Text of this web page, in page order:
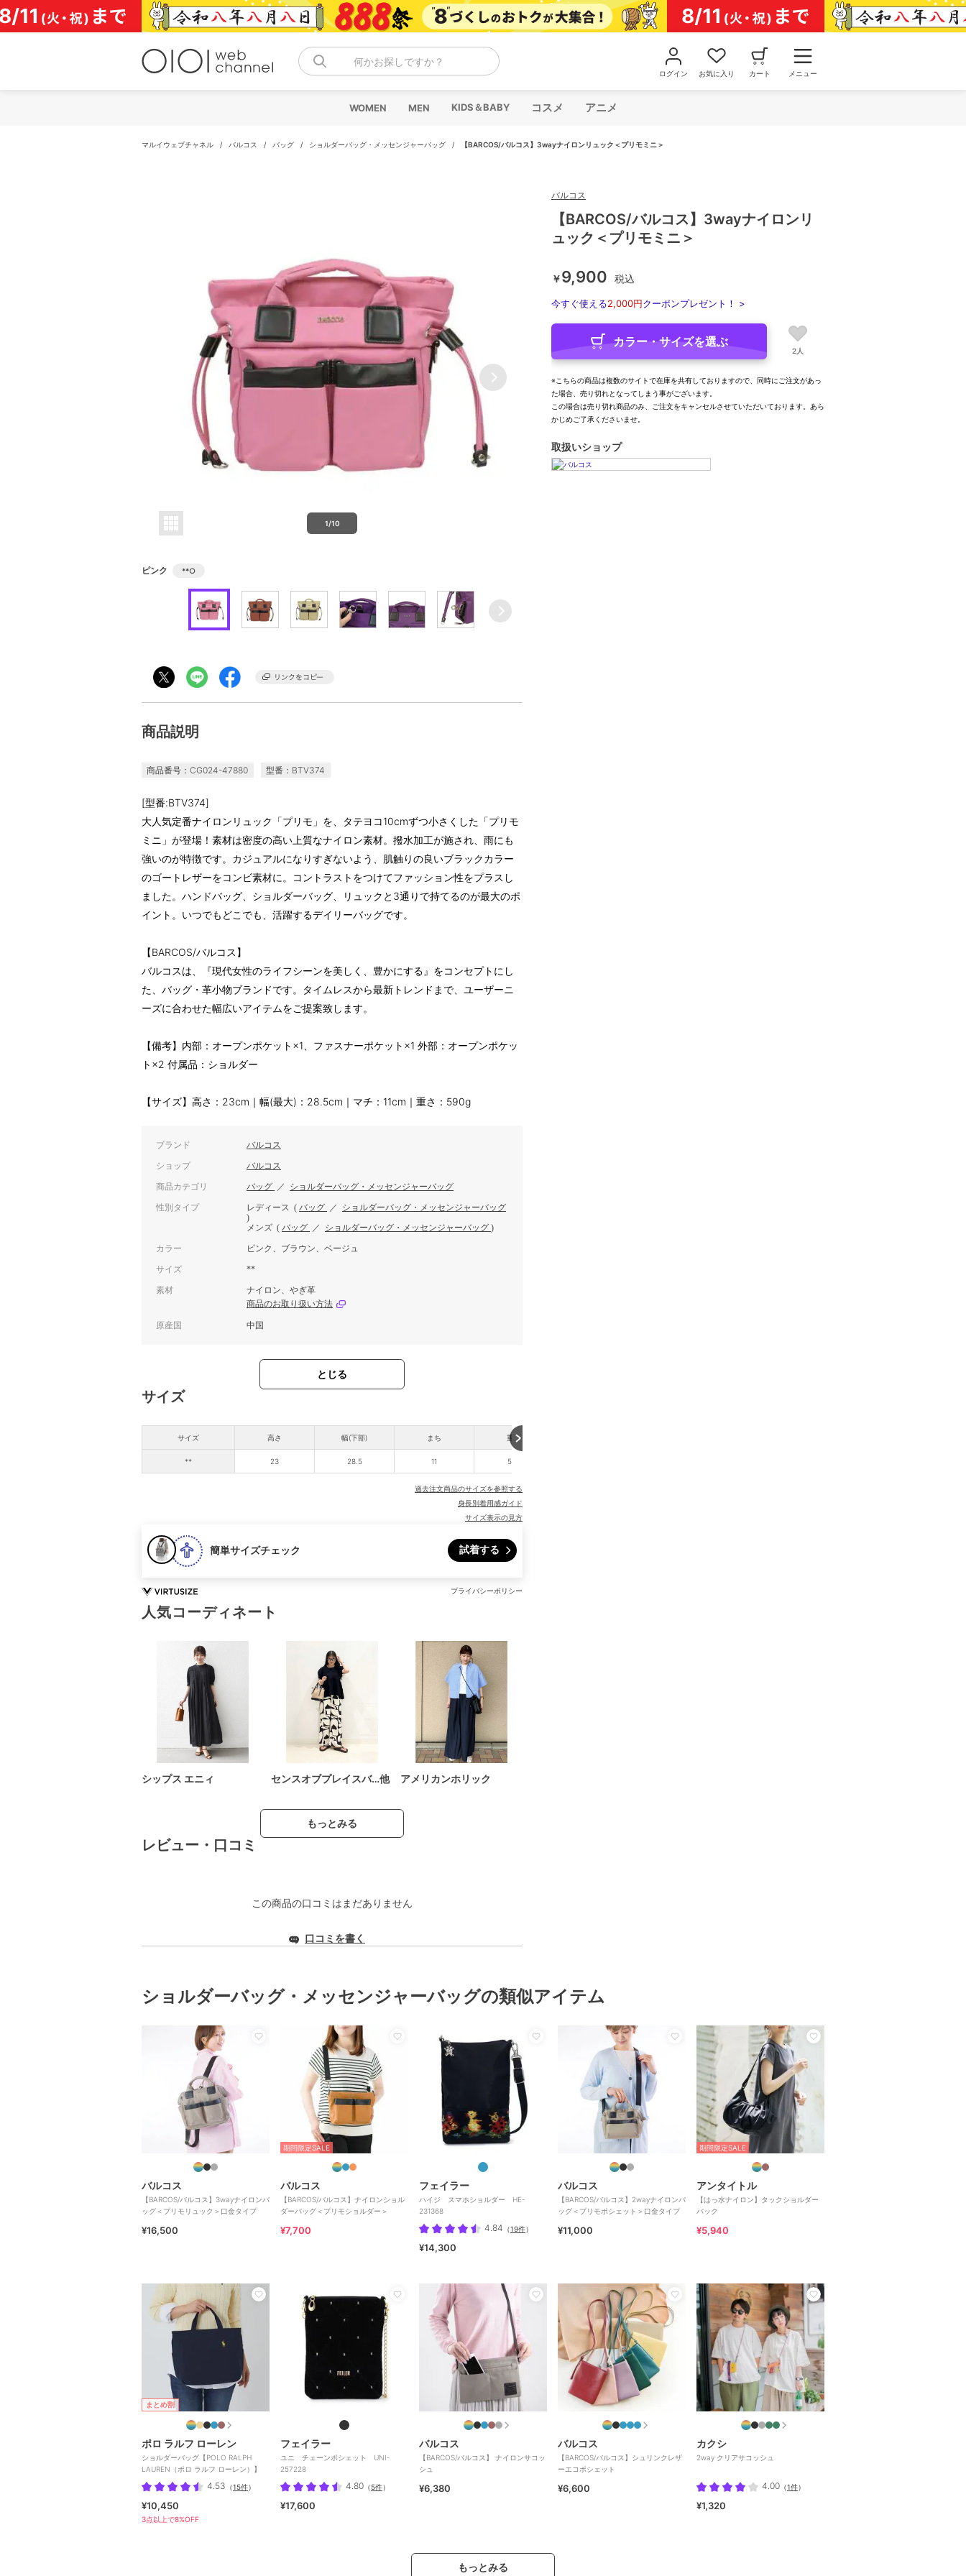
コ
ン
テ
何かお探しですか？
ログイン お気に入り カート メニュー
WOMEN MEN KIDS＆BABY コスメ アニメ
マルイウェブチャネル / バルコス / バッグ / ショルダーバッグ・メッセンジャーバッグ / 【BARCOS/バルコス】3wayナイロンリュック＜プリモミニ＞
1/10
ピンク **○
商品説明
商品番号：CG024-47880 型番：BTV374
[型番:BTV374]
大人気定番ナイロンリュック「プリモ」を、タテヨコ10cmずつ小さくした「プリモ
ミニ」が登場！素材は密度の高い上質なナイロン素材。撥水加工が施され、雨にも
強いのが特徴です。カジュアルになりすぎないよう、肌触りの良いブラックカラー
のゴートレザーをコンビ素材に。コントラストをつけてファッション性をプラスし
ました。ハンドバッグ、ショルダーバッグ、リュックと3通りで持てるのが最大のポ
イント。いつでもどこでも、活躍するデイリーバッグです。
【BARCOS/バルコス】
バルコスは、『現代女性のライフシーンを美しく、豊かにする』をコンセプトにし
た、バッグ・革小物ブランドです。タイムレスから最新トレンドまで、ユーザーニ
ーズに合わせた幅広いアイテムをご提案致します。
【備考】内部：オープンポケット×1、ファスナーポケット×1 外部：オープンポケッ
ト×2 付属品：ショルダー
【サイズ】高さ：23cm｜幅(最大)：28.5cm｜マチ：11cm｜重さ：590g
ブランド バルコス
ショップ バルコス
商品カテゴリ バッグ ／ ショルダーバッグ・メッセンジャーバッグ
性別タイプ レディース ( バッグ ／ ショルダーバッグ・メッセンジャーバッグ
)
メンズ ( バッグ ／ ショルダーバッグ・メッセンジャーバッグ )
カラー ピンク、ブラウン、ベージュ
サイズ **
素材
ナイロン、やぎ革
商品のお取り扱い方法
原産国 中国
とじる
サイズ
サイズ
**
高さ 幅(下部) まち 重さ
23 28.5 11 590
過去注文商品のサイズを参照する
身長別着用感ガイド
サイズ表示の見方
簡単サイズチェック 試着する
プライバシーポリシー
人気コーディネート
シップス エニィ センスオブプレイスバ…他 アメリカンホリック
もっとみる
レビュー・口コミ
この商品の口コミはまだありません
口コミを書く
バルコス
【BARCOS/バルコス】3wayナイロンリ
ュック＜プリモミニ＞
￥9,900 税込
今すぐ使える2,000円クーポンプレゼント！ >
カラー・サイズを選ぶ
2人
※こちらの商品は複数のサイトで在庫を共有しておりますので、同時にご注文があっ
た場合、売り切れとなってしまう事がございます。
この場合は売り切れ商品のみ、ご注文をキャンセルさせていただいております。あら
かじめご了承くださいませ。
取扱いショップ
ショルダーバッグ・メッセンジャーバッグの類似アイテム
バルコス
【BARCOS/バルコス】3wayナイロンバ
ッグ＜プリモリュック＞口金タイプ
¥16,500
期間限定SALE
バルコス
【BARCOS/バルコス】ナイロンショル
ダーバッグ＜プリモショルダー＞
¥7,700
フェイラー
ハイジ スマホショルダー HE-
231368
4.84 （19件）
¥14,300
バルコス
【BARCOS/バルコス】2wayナイロンバ
ッグ＜プリモポシェット＞口金タイプ
¥11,000
期間限定SALE
アンタイトル
【はっ水ナイロン】タックショルダー
バック
¥5,940
まとめ割
ポロ ラルフ ローレン
ショルダーバッグ【POLO RALPH
LAUREN（ポロ ラルフ ローレン）】
4.53 （15件）
¥10,450
3点以上で8%OFF
フェイラー
ユニ チェーンポシェット UNI-
257228
4.80 （5件）
¥17,600
バルコス
【BARCOS/バルコス】 ナイロンサコッ
シュ
¥6,380
バルコス
【BARCOS/バルコス】シュリンクレザ
ーエコポシェット
¥6,600
カクシ
2way クリアサコッシュ
4.00 （1件）
¥1,320
もっとみる